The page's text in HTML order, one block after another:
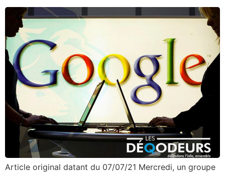
Article original datant du 07/07/21 Mercredi, un groupe